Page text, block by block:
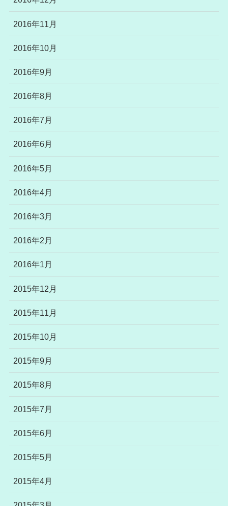
2016年11月
2016年10月
2016年9月
2016年8月
2016年7月
2016年6月
2016年5月
2016年4月
2016年3月
2016年2月
2016年1月
2015年12月
2015年11月
2015年10月
2015年9月
2015年8月
2015年7月
2015年6月
2015年5月
2015年4月